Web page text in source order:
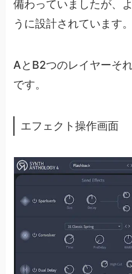
備わっていましたが、
うに設計されています。
AとB2つのレイヤーそ
です。
エフェクト操作画面